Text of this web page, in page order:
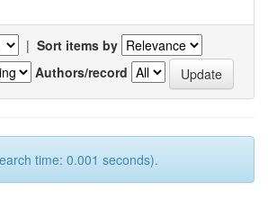
| Sort items by
Authors/record
time: 0.001 seconds).